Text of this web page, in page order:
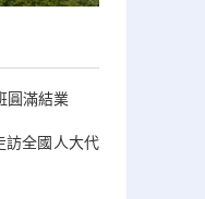
圓滿結業
訪全國人大代